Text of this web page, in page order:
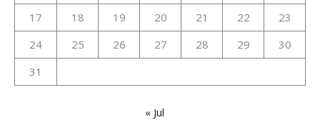
17
18 19 20 21 22
23
24
25 26 27 28 29
30
31
« Jul